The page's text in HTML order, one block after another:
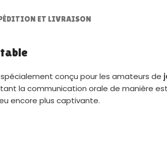
ET LIVRAISON
conçu pour les amateurs de
la communication orale de manière
encore plus captivante.